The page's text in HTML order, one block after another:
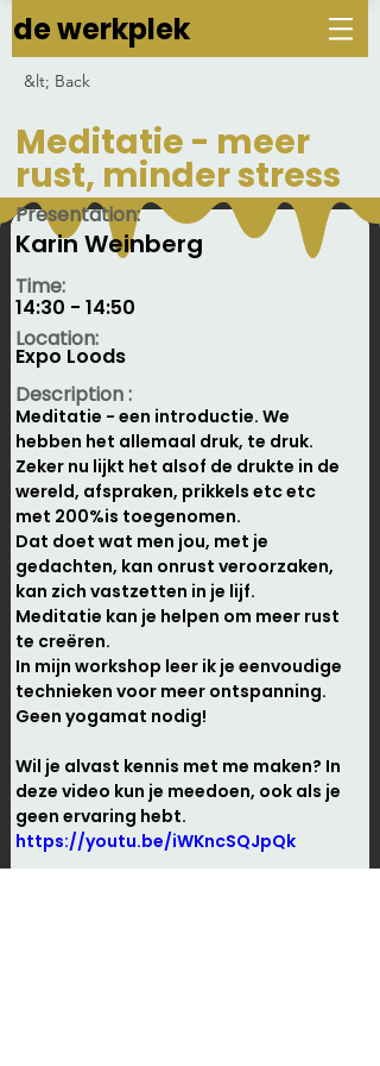
de werkplek
&lt; Back
Meditatie - meer
rust, minder stress
Karin Weinberg
Presentation:
Time:
14:30 - 14:50
Location:
Expo Loods
Meditatie - een introductie. We
hebben het allemaal druk, te druk.
Zeker nu lijkt het alsof de drukte in de
wereld, afspraken, prikkels etc etc
met 200%is toegenomen.
Dat doet wat men jou, met je
gedachten, kan onrust veroorzaken,
kan zich vastzetten in je lijf.
Meditatie kan je helpen om meer rust
te creëren.
In mijn workshop leer ik je eenvoudige
technieken voor meer ontspanning.
Wil je alvast kennis met me maken? In
deze video kun je meedoen, ook als je
geen ervaring hebt.
https://youtu.be/iWKncSQJpQk
Description :